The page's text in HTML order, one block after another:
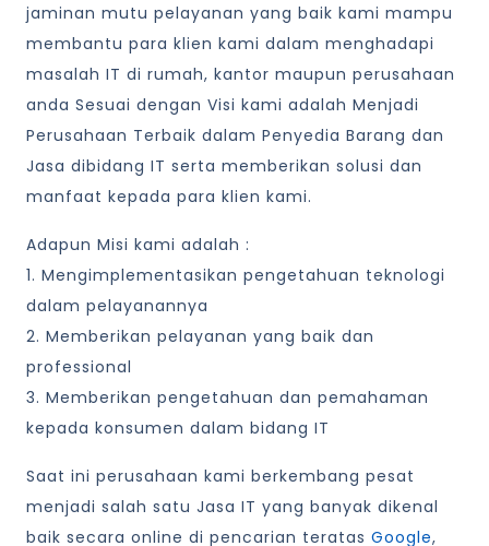
jaminan mutu pelayanan yang baik kami mampu
membantu para klien kami dalam menghadapi
masalah IT di rumah, kantor maupun perusahaan
anda Sesuai dengan Visi kami adalah Menjadi
Perusahaan Terbaik dalam Penyedia Barang dan
Jasa dibidang IT serta memberikan solusi dan
manfaat kepada para klien kami.
Adapun Misi kami adalah :
1. Mengimplementasikan pengetahuan teknologi
dalam pelayanannya
2. Memberikan pelayanan yang baik dan
professional
3. Memberikan pengetahuan dan pemahaman
kepada konsumen dalam bidang IT
Saat ini perusahaan kami berkembang pesat
menjadi salah satu Jasa IT yang banyak dikenal
baik secara online di pencarian teratas Google,